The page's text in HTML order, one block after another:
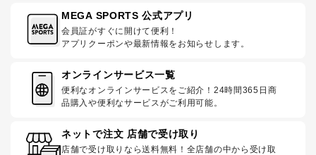
MEGA SPORTS 公式アプリ
会員証がすぐに開けて便利！
アプリクーポンや最新情報をお知らせします。
オンラインサービス一覧
便利なオンラインサービスをご紹介！24時間365日商
品購入や便利なサービスがご利用可能。
ネットで注文 店舗で受け取り
店舗で受け取りなら送料無料！全店舗の中から受け取